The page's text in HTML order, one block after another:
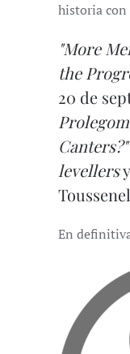
historia
"More
the
20 de
levellers
En